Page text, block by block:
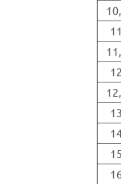
11
12
13
15
16